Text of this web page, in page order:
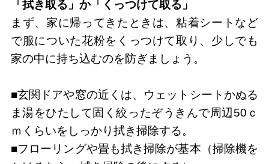
「拭き取る」か「くっつけて取る」
まず、家に帰ってきたときは、粘着シートなど
で服についた花粉をくっつけて取り、少しでも
家の中に持ち込むのを防ぎましょう。
■玄関ドアや窓の近くは、ウェットシートかぬる
ま湯をひたして固く絞ったぞうきんで周辺50ｃ
ｍくらいをしっかり拭き掃除する。
■フローリングや畳も拭き掃除が基本（掃除機を